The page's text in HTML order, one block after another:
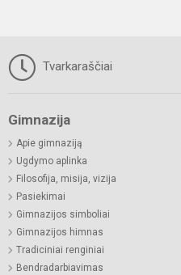
Tvarkaraščiai
Gimnazija
Apie gimnaziją
Ugdymo aplinka
Filosofija, misija, vizija
Pasiekimai
Gimnazijos simboliai
Gimnazijos himnas
Tradiciniai renginiai
Bendradarbiavimas